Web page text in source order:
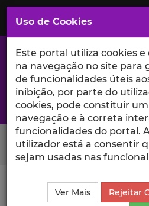
Saltar
para
Conteúdo
Principal
A excelência da investigação e
Search Button
Ciência_Iscte Publicações
Publicação
Uso de Cookies
Este portal utiliza cookies
na navegação no site
de funcionalidades úteis
inibição, por parte do
cookies, pode constituir
navegação e à correta
funcionalidades do portal.
utilizador está a consentir
sejam usadas nas
Ver Mais
Rejeitar